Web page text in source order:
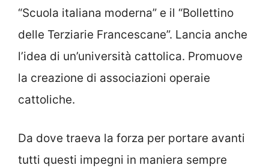
“Scuola italiana moderna” e il “Bollettino
delle Terziarie Francescane”. Lancia anche
l’idea di un’università cattolica. Promuove
la creazione di associazioni operaie
cattoliche.
Da dove traeva la forza per portare avanti
tutti questi impegni in maniera sempre